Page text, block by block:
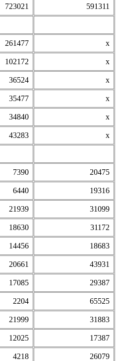
723021 591311
261477 х
102172 х
36524 х
35477 х
34840 х
43283 х
7390 20475
6440 19316
21939 31099
18630 31172
14456 18683
20661 43931
17085 29387
2204 65525
21999 31883
12025 17387
4218 26079